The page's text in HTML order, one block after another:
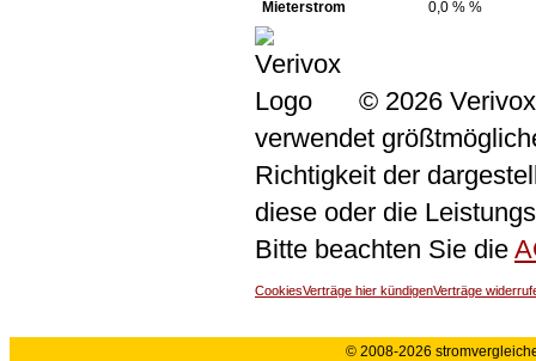
Mieterstrom 0,0 % %
© 2026
verwendet
Richtigkeit der
diese oder die
Bitte beachten Sie die
CookiesVerträge hier kündigenVerträge
© 2008-2026